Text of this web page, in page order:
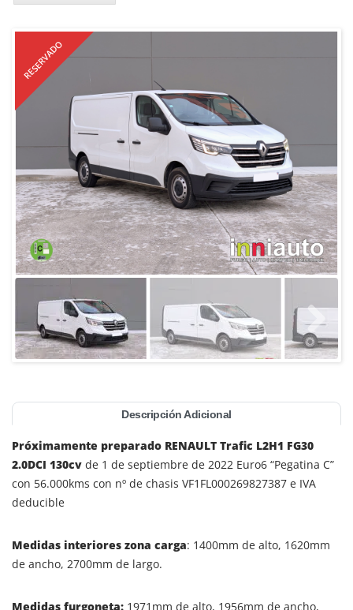
RESERVADO
Descripción Adicional
Próximamente preparado RENAULT Trafic L2H1 FG30
2.0DCI 130cv de 1 de septiembre de 2022 Euro6 “Pegatina C”
con 56.000kms con nº de chasis VF1FL000269827387 e IVA
deducible
Medidas interiores zona carga: 1400mm de alto, 1620mm
de ancho, 2700mm de largo.
Medidas furgoneta: 1971mm de alto, 1956mm de ancho,